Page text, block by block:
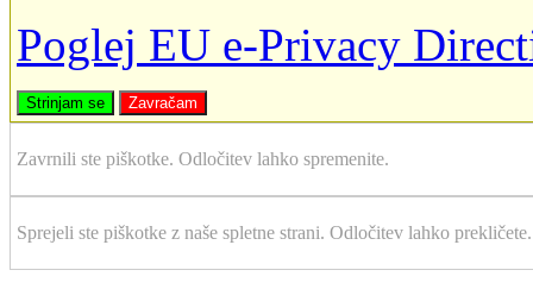
Poglej EU e-Privacy
Strinjam se Zavračam
Zavrnili ste piškotke. Odločitev lahko spremenite.
Sprejeli ste piškotke z naše spletne strani. Odločitev lahko prekličete.